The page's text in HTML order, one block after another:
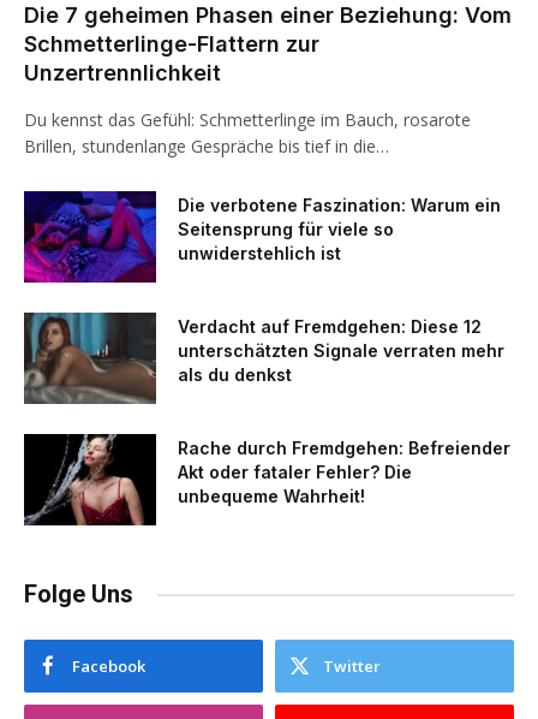
Die 7 geheimen Phasen einer Beziehung: Vom
Schmetterlinge-Flattern zur
Unzertrennlichkeit
Du kennst das Gefühl: Schmetterlinge im Bauch, rosarote
Brillen, stundenlange Gespräche bis tief in die…
Die verbotene Faszination: Warum ein
Seitensprung für viele so
unwiderstehlich ist
Verdacht auf Fremdgehen: Diese 12
unterschätzten Signale verraten mehr
als du denkst
Rache durch Fremdgehen: Befreiender
Akt oder fataler Fehler? Die
unbequeme Wahrheit!
Folge Uns
Facebook Twitter